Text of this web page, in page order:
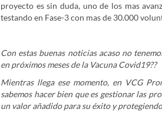
proyecto es sin duda, uno de los mas
testando en Fase-3 con mas de 30.000
Con estas buenas noticias acaso no
en próximos meses de la Vacuna Covid19??
Mientras llega ese momento, en VCG
sabemos hacer bien que es gestionar las
un valor añadido para su éxito y